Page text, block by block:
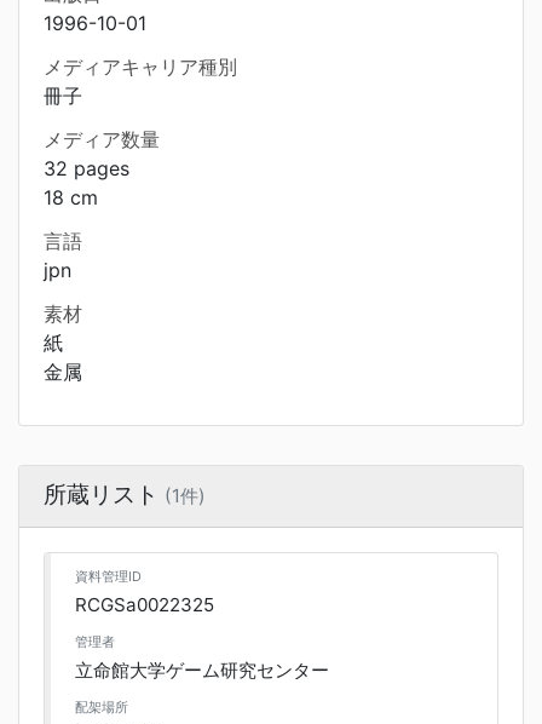
1996-10-01
メディアキャリア種別
冊子
メディア数量
32 pages
18 cm
言語
jpn
素材
紙
金属
所蔵リスト (1件)
資料管理ID
RCGSa0022325
管理者
立命館大学ゲーム研究センター
配架場所